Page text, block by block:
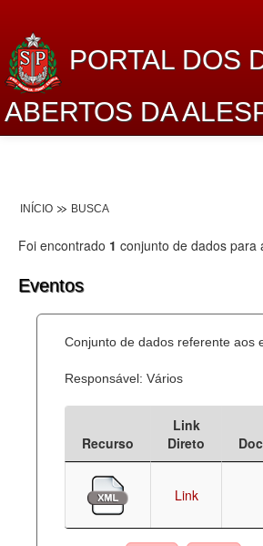
PORTAL DOS
ABERTOS DA
Lei de Acesso à Informação
Dados Governamentais Abertos
Processo Legislativo
Deputados Estaduais
Administração
Legislação
INÍCIO BUSCA
Foi encontrado 1 conjunto de dados para
Eventos
Conjunto de dados referente aos
Responsável: Vários
Recurso
Link
Direto
Link